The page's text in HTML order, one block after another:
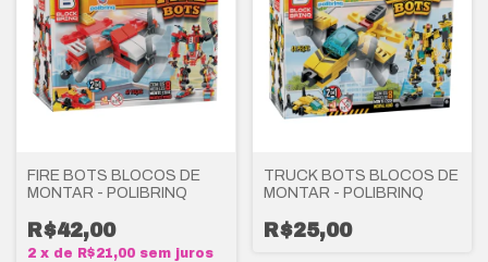
FIRE BOTS BLOCOS DE
MONTAR - POLIBRINQ
R$42,00
2 x de R$21,00 sem juros
TRUCK BOTS BLOCOS DE
MONTAR - POLIBRINQ
R$25,00